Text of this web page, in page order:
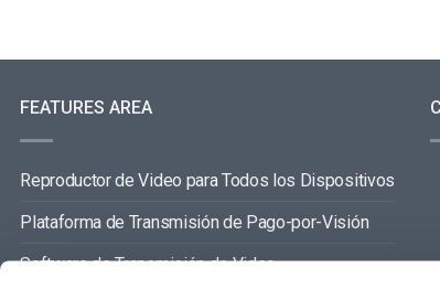
FEATURES AREA
Reproductor de Video para Todos los Dispositivos
Plataforma de Transmisión de Pago-por-Visión
Software de Transmisión de Video